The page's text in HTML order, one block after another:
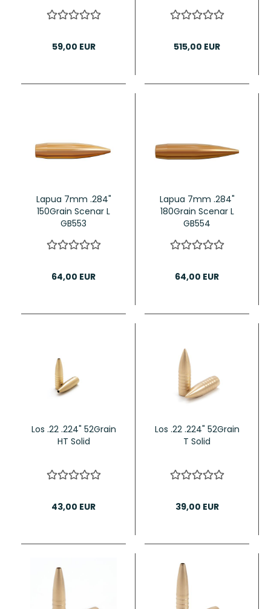
59,00 EUR 515,00 EUR
Lapua 7mm .284"
150Grain Scenar L
GB553
64,00 EUR
Lapua 7mm .284"
180Grain Scenar L
GB554
64,00 EUR
Los .22 .224" 52Grain
HT Solid
43,00 EUR
Los .22 .224" 52Grain
T Solid
39,00 EUR